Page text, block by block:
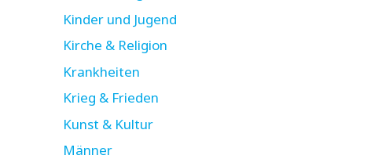
Kinder und Jugend
Kirche & Religion
Krankheiten
Krieg & Frieden
Kunst & Kultur
Männer